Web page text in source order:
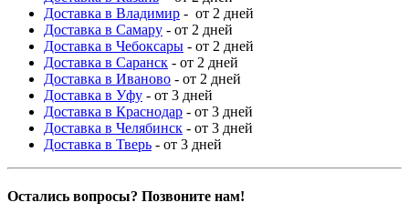
Доставка в Владимир - от 2 дней
Доставка в Самару - от 2 дней
Доставка в Чебоксары - от 2 дней
Доставка в Саранск - от 2 дней
Доставка в Иваново - от 2 дней
Доставка в Уфу - от 3 дней
Доставка в Краснодар - от 3 дней
Доставка в Челябинск - от 3 дней
Доставка в Тверь - от 3 дней
Остались вопросы? Позвоните нам!